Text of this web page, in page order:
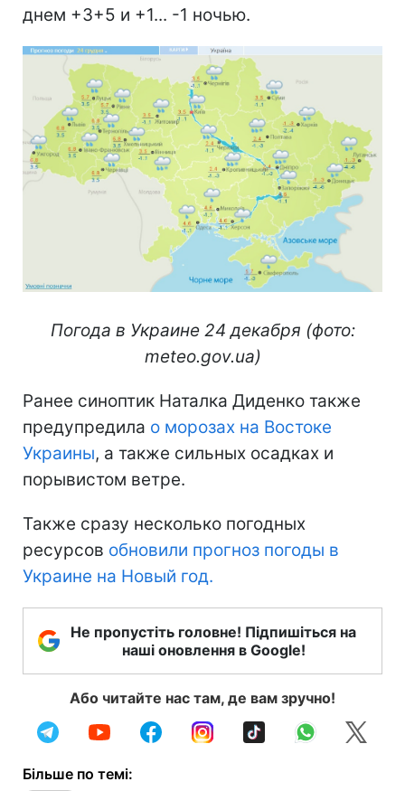
днем +3+5 и +1... -1 ночью.
Погода в Украине 24 декабря (фото:
meteo.gov.ua)
Ранее синоптик Наталка Диденко также
предупредила о морозах на Востоке
Украины, а также сильных осадках и
порывистом ветре.
Также сразу несколько погодных
ресурсов обновили прогноз погоды в
Украине на Новый год.
Не пропустіть головне! Підпишіться на
наші оновлення в Google!
Або читайте нас там, де вам зручно!
Більше по темі: